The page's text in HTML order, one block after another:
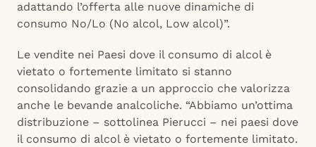
adattando l’offerta alle nuove dinamiche di
consumo No/Lo (No alcol, Low alcol)”.
Le vendite nei Paesi dove il consumo di alcol è
vietato o fortemente limitato si stanno
consolidando grazie a un approccio che valorizza
anche le bevande analcoliche. “Abbiamo un’ottima
distribuzione – sottolinea Pierucci – nei paesi dove
il consumo di alcol è vietato o fortemente limitato.